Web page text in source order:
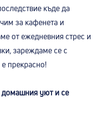
къде да
за кафенета и
от ежедневния стрес и
зареждаме се с
прекрасно!
домашния уют и се